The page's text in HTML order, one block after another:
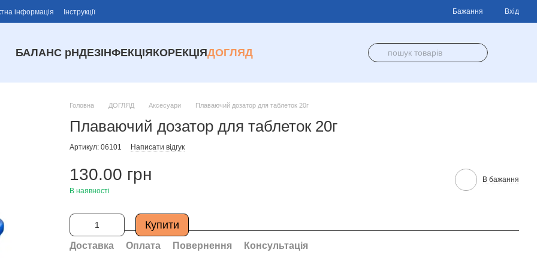
інформація Інструкції Бажання Вхід
БАЛАНС рНДЕЗІНФЕКЦІЯКОРЕКЦІЯДОГЛЯД
Головна ДОГЛЯД Аксесуари Плаваючий дозатор для таблеток 20г
Плаваючий дозатор для таблеток 20г
Артикул: 06101 Написати відгук
130.00 грн
В наявності
В бажання
Купити
Доставка Оплата Повернення Консультація